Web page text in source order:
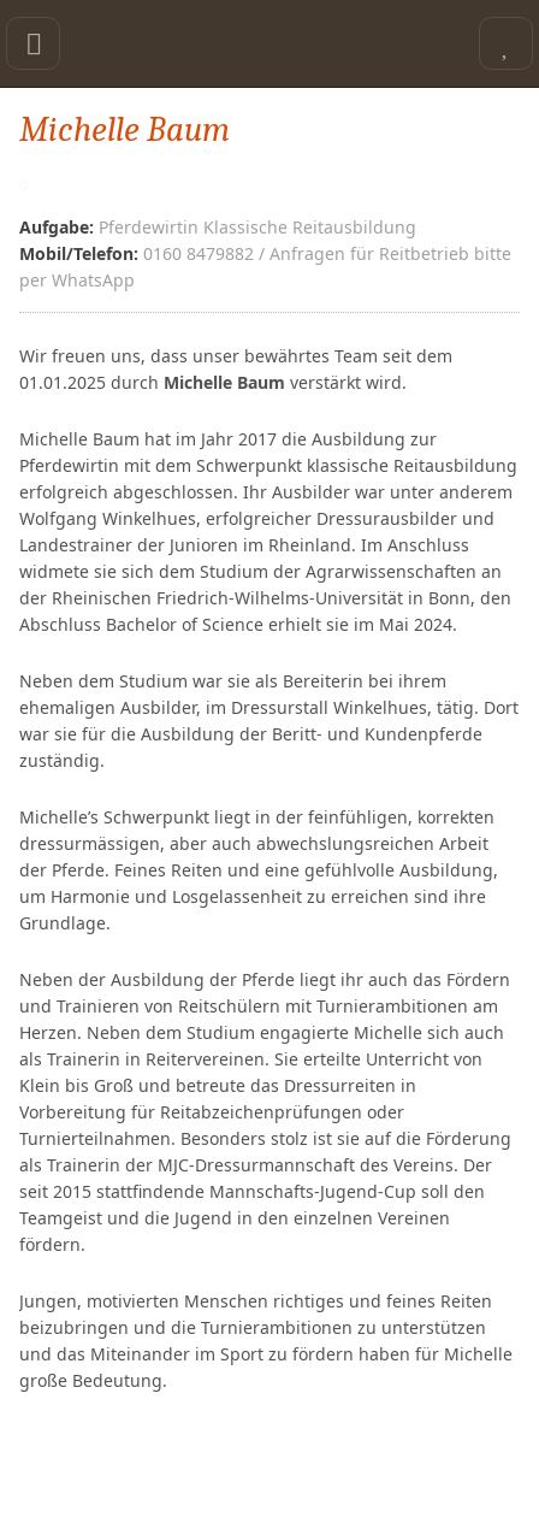
Michelle Baum
Aufgabe: Pferdewirtin Klassische Reitausbildung
Mobil/Telefon: 0160 8479882 / Anfragen für Reitbetrieb bitte
per WhatsApp
Wir freuen uns, dass unser bewährtes Team seit dem
01.01.2025 durch Michelle Baum verstärkt wird.
Michelle Baum hat im Jahr 2017 die Ausbildung zur
Pferdewirtin mit dem Schwerpunkt klassische Reitausbildung
erfolgreich abgeschlossen. Ihr Ausbilder war unter anderem
Wolfgang Winkelhues, erfolgreicher Dressurausbilder und
Landestrainer der Junioren im Rheinland. Im Anschluss
widmete sie sich dem Studium der Agrarwissenschaften an
der Rheinischen Friedrich-Wilhelms-Universität in Bonn, den
Abschluss Bachelor of Science erhielt sie im Mai 2024.
Neben dem Studium war sie als Bereiterin bei ihrem
ehemaligen Ausbilder, im Dressurstall Winkelhues, tätig. Dort
war sie für die Ausbildung der Beritt- und Kundenpferde
zuständig.
Michelle’s Schwerpunkt liegt in der feinfühligen, korrekten
dressurmässigen, aber auch abwechslungsreichen Arbeit
der Pferde. Feines Reiten und eine gefühlvolle Ausbildung,
um Harmonie und Losgelassenheit zu erreichen sind ihre
Grundlage.
Neben der Ausbildung der Pferde liegt ihr auch das Fördern
und Trainieren von Reitschülern mit Turnierambitionen am
Herzen. Neben dem Studium engagierte Michelle sich auch
als Trainerin in Reitervereinen. Sie erteilte Unterricht von
Klein bis Groß und betreute das Dressurreiten in
Vorbereitung für Reitabzeichenprüfungen oder
Turnierteilnahmen. Besonders stolz ist sie auf die Förderung
als Trainerin der MJC-Dressurmannschaft des Vereins. Der
seit 2015 stattfindende Mannschafts-Jugend-Cup soll den
Teamgeist und die Jugend in den einzelnen Vereinen
fördern.
Jungen, motivierten Menschen richtiges und feines Reiten
beizubringen und die Turnierambitionen zu unterstützen
und das Miteinander im Sport zu fördern haben für Michelle
große Bedeutung.